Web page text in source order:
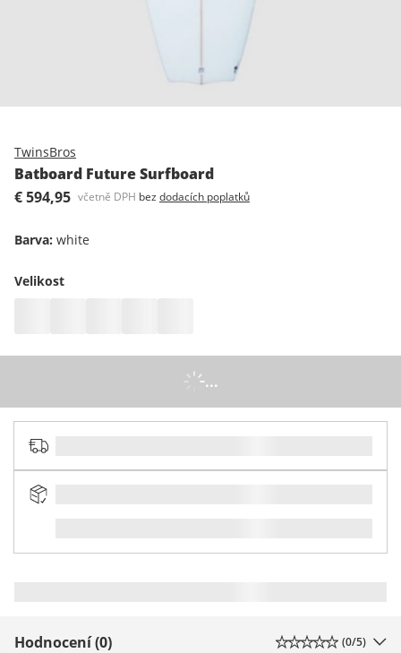
TwinsBros
Batboard Future Surfboard
€ 594,95 včetně DPH bez dodacích poplatků
Barva: white
Velikost
...
Hodnocení (0) (0/5)